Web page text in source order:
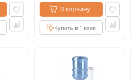
В корзину
Купить в 1 клик